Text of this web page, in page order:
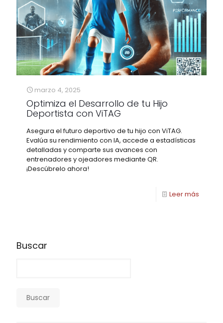
marzo 4, 2025
Optimiza el Desarrollo de tu Hijo
Deportista con ViTAG
Asegura el futuro deportivo de tu hijo con ViTAG.
Evalúa su rendimiento con IA, accede a estadísticas
detalladas y comparte sus avances con
entrenadores y ojeadores mediante QR.
¡Descúbrelo ahora!
Leer más
Buscar
Buscar